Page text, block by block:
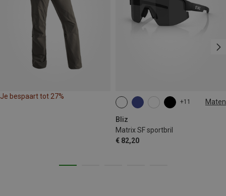
Je bespaart tot 27%
+11 Maten
Bliz
Matrix SF sportbril
€ 82,20
ONE SIZE